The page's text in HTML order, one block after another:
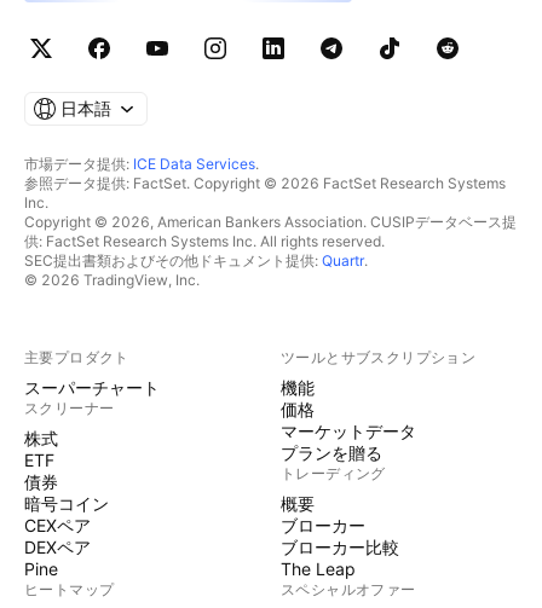
日本語
市場データ提供: ICE Data Services.
参照データ提供: FactSet. Copyright © 2026 FactSet Research Systems
Inc.
Copyright © 2026, American Bankers Association. CUSIPデータベース提
供: FactSet Research Systems Inc. All rights reserved.
SEC提出書類およびその他ドキュメント提供: Quartr.
© 2026 TradingView, Inc.
主要プロダクト
スーパーチャート
スクリーナー
株式
ETF
債券
暗号コイン
CEXペア
DEXペア
Pine
ヒートマップ
ツールとサブスクリプション
機能
価格
マーケットデータ
プランを贈る
トレーディング
概要
ブローカー
ブローカー比較
The Leap
スペシャルオファー